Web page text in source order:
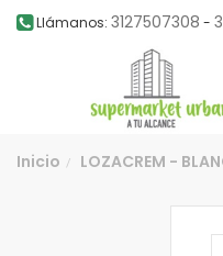
Llámanos: 3127507308 -
Inicio / LOZACREM -